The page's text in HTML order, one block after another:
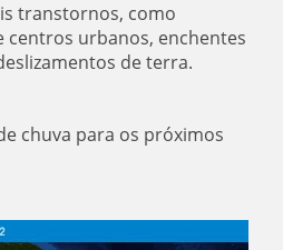
transtornos, como
centros urbanos, enchentes
de terra.
chuva para os próximos